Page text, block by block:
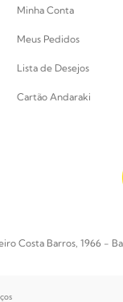
Minha Conta
Meus Pedidos
Lista de Desejos
Cartão Andaraki
Costa Barros, 1966